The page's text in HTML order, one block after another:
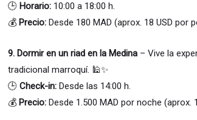
🕒 Horario: 10:00 a 18:00 h.
💰 Precio: Desde 180 MAD (aprox. 18 USD por
9. Dormir en un riad en la Medina – Vive la
tradicional marroquí. 🕌✨
🕒Check-in: Desde las 14:00 h.
💰 Precio: Desde 1.500 MAD por noche (aprox.